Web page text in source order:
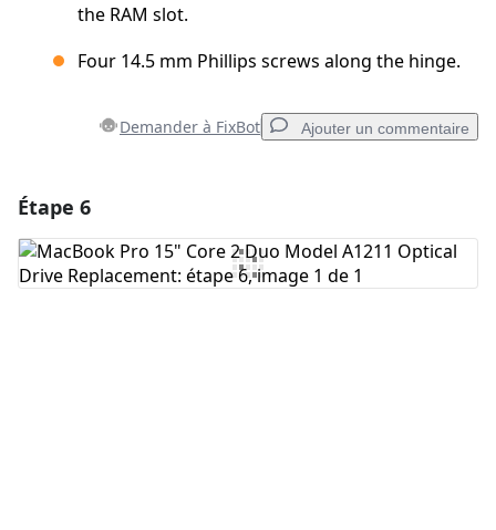
the RAM slot.
Four 14.5 mm Phillips screws along the hinge.
Demander à FixBot Ajouter un commentaire
Ajouter un commentaire
Étape 6